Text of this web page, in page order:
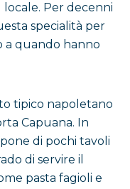
Per decenni
specialità per
a quando hanno
tipico napoletano
Capuana. In
di pochi tavoli
di servire il
pasta fagioli e